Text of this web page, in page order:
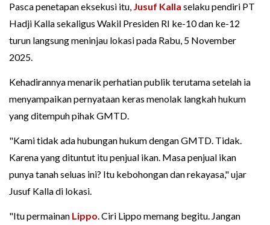
Pasca penetapan eksekusi itu, Jusuf Kalla selaku pendiri PT
Hadji Kalla sekaligus Wakil Presiden RI ke-10 dan ke-12
turun langsung meninjau lokasi pada Rabu, 5 November
2025.
Kehadirannya menarik perhatian publik terutama setelah ia
menyampaikan pernyataan keras menolak langkah hukum
yang ditempuh pihak GMTD.
"Kami tidak ada hubungan hukum dengan GMTD. Tidak.
Karena yang dituntut itu penjual ikan. Masa penjual ikan
punya tanah seluas ini? Itu kebohongan dan rekayasa," ujar
Jusuf Kalla di lokasi.
"Itu permainan Lippo. Ciri Lippo memang begitu. Jangan